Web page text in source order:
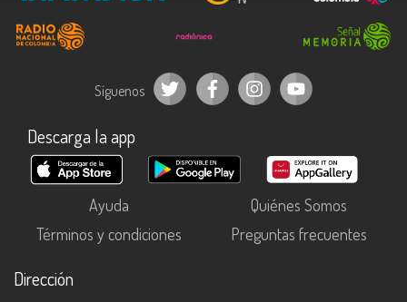
Síguenos
Descarga la app
Ayuda
Quiénes Somos
Términos y condiciones
Preguntas frecuentes
Dirección